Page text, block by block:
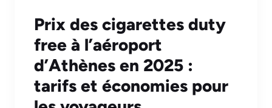
Prix des cigarettes duty
free à l’aéroport
d’Athènes en 2025 :
tarifs et économies pour